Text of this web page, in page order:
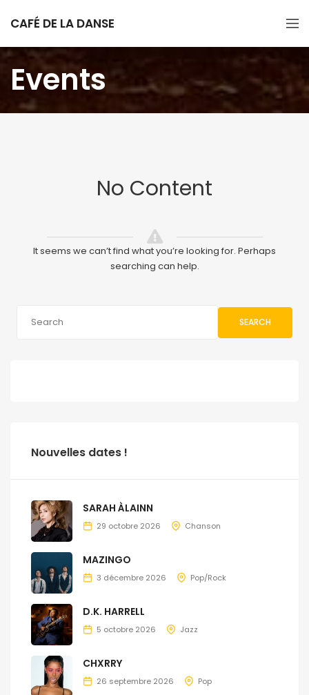
CAFÉ DE LA DANSE
Events
No Content
It seems we can’t find what you’re looking for. Perhaps
searching can help.
SEARCH
Nouvelles dates !
SARAH ÀLAINN
29 octobre 2026 Chanson
MAZINGO
3 décembre 2026 Pop/Rock
D.K. HARRELL
5 octobre 2026 Jazz
CHXRRY
26 septembre 2026 Pop